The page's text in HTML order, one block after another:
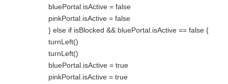
bluePortal.isActive = false
pinkPortal.isActive = false
} else if isBlocked && bluePortal.isActive == false {
turnLeft()
turnLeft()
bluePortal.isActive = true
pinkPortal.isActive = true